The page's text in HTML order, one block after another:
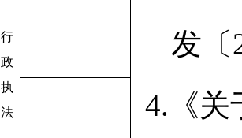
行
政
执
法
发〔
4.《关